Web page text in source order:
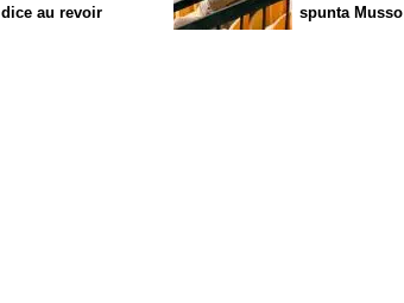
diceau revoir
spunta Musso